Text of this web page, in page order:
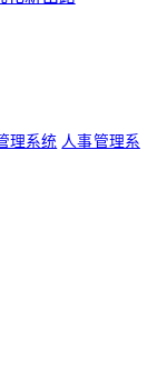
理系统 人事管理系